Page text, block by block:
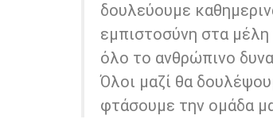
δουλεύουμε
εμπιστοσύνη στα
όλο το ανθρώπινο
Όλοι μαζί θα
φτάσουμε την ομάδα